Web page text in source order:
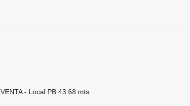
VENTA - Local PB 43.68 mts